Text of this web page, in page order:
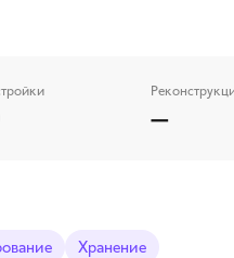
—
Хранение